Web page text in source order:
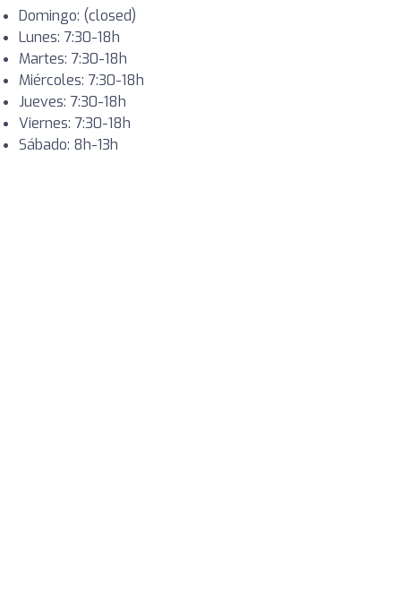
Domingo: (closed)
Lunes: 7:30-18h
Martes: 7:30-18h
Miércoles: 7:30-18h
Jueves: 7:30-18h
Viernes: 7:30-18h
Sábado: 8h-13h